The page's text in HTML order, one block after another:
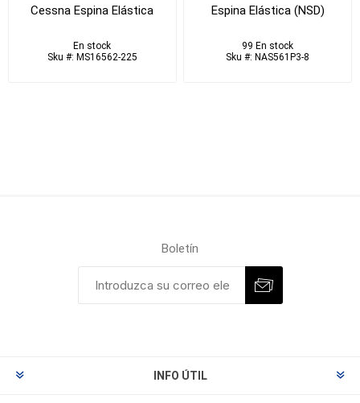
Cessna Espina Elástica
En stock
Sku #: MS16562-225
Espina Elástica (NSD)
99 En stock
Sku #: NAS561P3-8
Boletín
INFO ÚTIL